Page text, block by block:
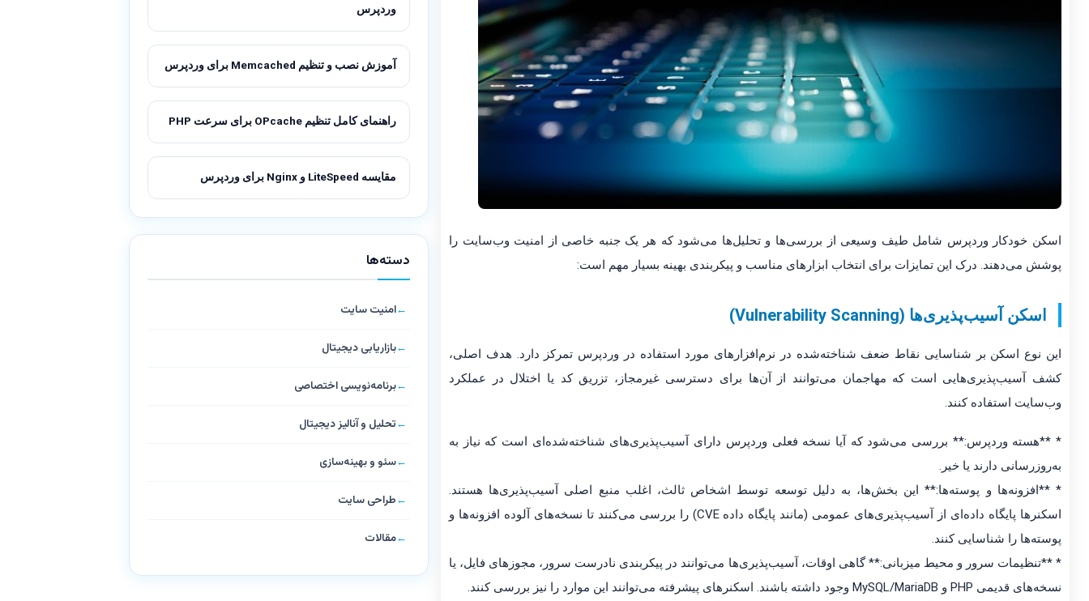
اسکن خودکار وردپرس شامل طیف وسیعی از بررسی‌ها و تحلیل‌ها می‌شود که هر یک جنبه خاصی از امنیت وب‌سایت را
پوشش می‌دهند. درک این تمایزات برای انتخاب ابزارهای مناسب و پیکربندی بهینه بسیار مهم است:
اسکن آسیب‌پذیری‌ها (Vulnerability Scanning)
این نوع اسکن بر شناسایی نقاط ضعف شناخته‌شده در نرم‌افزارهای مورد استفاده در وردپرس تمرکز دارد. هدف اصلی،
کشف آسیب‌پذیری‌هایی است که مهاجمان می‌توانند از آن‌ها برای دسترسی غیرمجاز، تزریق کد یا اختلال در عملکرد
وب‌سایت استفاده کنند.
* **هسته وردپرس:** بررسی می‌شود که آیا نسخه فعلی وردپرس دارای آسیب‌پذیری‌های شناخته‌شده‌ای است که نیاز به
به‌روزرسانی دارند یا خیر.
* **افزونه‌ها و پوسته‌ها:** این بخش‌ها، به دلیل توسعه توسط اشخاص ثالث، اغلب منبع اصلی آسیب‌پذیری‌ها هستند.
اسکنرها پایگاه داده‌ای از آسیب‌پذیری‌های عمومی (مانند پایگاه داده CVE) را بررسی می‌کنند تا نسخه‌های آلوده افزونه‌ها و
پوسته‌ها را شناسایی کنند.
* **تنظیمات سرور و محیط میزبانی:** گاهی اوقات، آسیب‌پذیری‌ها می‌توانند در پیکربندی نادرست سرور، مجوزهای فایل، یا
نسخه‌های قدیمی PHP و MySQL/MariaDB وجود داشته باشند. اسکنرهای پیشرفته می‌توانند این موارد را نیز بررسی کنند.
وردپرس
آموزش نصب و تنظیم Memcached برای وردپرس
راهنمای کامل تنظیم OPcache برای سرعت PHP
مقایسه LiteSpeed و Nginx برای وردپرس
دسته‌ها
امنیت سایت
بازاریابی دیجیتال
برنامه‌نویسی اختصاصی
تحلیل و آنالیز دیجیتال
سئو و بهینه‌سازی
طراحی سایت
مقالات